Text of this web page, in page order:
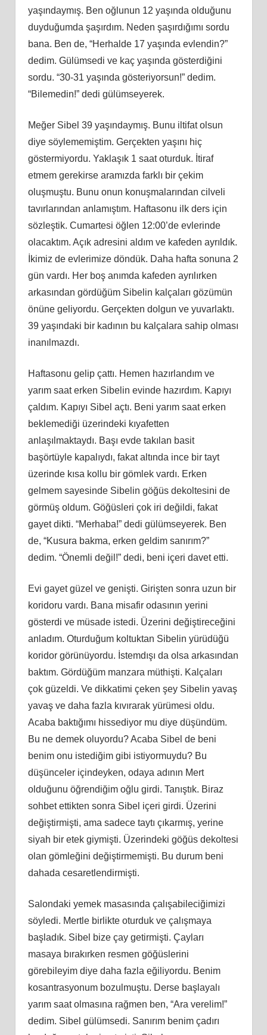
yaşındaymış. Ben oğlunun 12 yaşında olduğunu
duyduğumda şaşırdım. Neden şaşırdığımı sordu
bana. Ben de, “Herhalde 17 yaşında evlendin?”
dedim. Gülümsedi ve kaç yaşında gösterdiğini
sordu. “30-31 yaşında gösteriyorsun!” dedim.
“Bilemedin!” dedi gülümseyerek.
Meğer Sibel 39 yaşındaymış. Bunu iltifat olsun
diye söylememiştim. Gerçekten yaşını hiç
göstermiyordu. Yaklaşık 1 saat oturduk. İtiraf
etmem gerekirse aramızda farklı bir çekim
oluşmuştu. Bunu onun konuşmalarından cilveli
tavırlarından anlamıştım. Haftasonu ilk ders için
sözleştik. Cumartesi öğlen 12:00’de evlerinde
olacaktım. Açık adresini aldım ve kafeden ayrıldık.
İkimiz de evlerimize döndük. Daha hafta sonuna 2
gün vardı. Her boş anımda kafeden ayrılırken
arkasından gördüğüm Sibelin kalçaları gözümün
önüne geliyordu. Gerçekten dolgun ve yuvarlaktı.
39 yaşındaki bir kadının bu kalçalara sahip olması
inanılmazdı.
Haftasonu gelip çattı. Hemen hazırlandım ve
yarım saat erken Sibelin evinde hazırdım. Kapıyı
çaldım. Kapıyı Sibel açtı. Beni yarım saat erken
beklemediği üzerindeki kıyafetten
anlaşılmaktaydı. Başı evde takılan basit
başörtüyle kapalıydı, fakat altında ince bir tayt
üzerinde kısa kollu bir gömlek vardı. Erken
gelmem sayesinde Sibelin göğüs dekoltesini de
görmüş oldum. Göğüsleri çok iri değildi, fakat
gayet dikti. “Merhaba!” dedi gülümseyerek. Ben
de, “Kusura bakma, erken geldim sanırım?”
dedim. “Önemli değil!” dedi, beni içeri davet etti.
Evi gayet güzel ve genişti. Girişten sonra uzun bir
koridoru vardı. Bana misafir odasının yerini
gösterdi ve müsade istedi. Üzerini değiştireceğini
anladım. Oturduğum koltuktan Sibelin yürüdüğü
koridor görünüyordu. İstemdışı da olsa arkasından
baktım. Gördüğüm manzara müthişti. Kalçaları
çok güzeldi. Ve dikkatimi çeken şey Sibelin yavaş
yavaş ve daha fazla kıvırarak yürümesi oldu.
Acaba baktığımı hissediyor mu diye düşündüm.
Bu ne demek oluyordu? Acaba Sibel de beni
benim onu istediğim gibi istiyormuydu? Bu
düşünceler içindeyken, odaya adının Mert
olduğunu öğrendiğim oğlu girdi. Tanıştık. Biraz
sohbet ettikten sonra Sibel içeri girdi. Üzerini
değiştirmişti, ama sadece taytı çıkarmış, yerine
siyah bir etek giymişti. Üzerindeki göğüs dekoltesi
olan gömleğini değiştirmemişti. Bu durum beni
dahada cesaretlendirmişti.
Salondaki yemek masasında çalışabileciğimizi
söyledi. Mertle birlikte oturduk ve çalışmaya
başladık. Sibel bize çay getirmişti. Çayları
masaya bırakırken resmen göğüslerini
görebileyim diye daha fazla eğiliyordu. Benim
kosantrasyonum bozulmuştu. Derse başlayalı
yarım saat olmasına rağmen ben, “Ara verelim!”
dedim. Sibel gülümsedi. Sanırım benim çadırı